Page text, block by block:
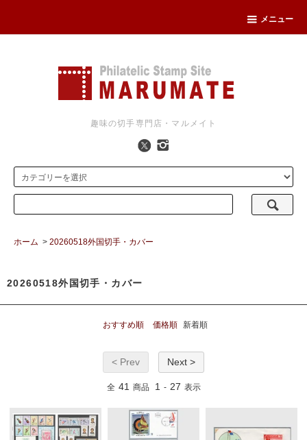
メニュー
趣味の切手専門店・マルメイト
ホーム > 20260518外国切手・カバー
20260518外国切手・カバー
おすすめ順 価格順 新着順
< Prev Next >
全 41 商品 1 - 27 表示